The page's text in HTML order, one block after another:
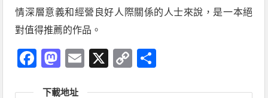
情深層意義和經營良好人際關係的人士來說，是一本絕
對值得推薦的作品。
Facebook
Mastodon
Email
X
Copy
下載地址